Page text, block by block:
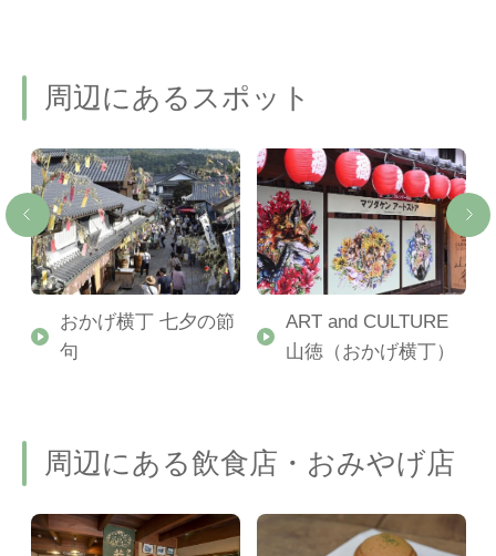
周辺にあるスポット
おかげ横丁 七夕の節
句
ART and CULTURE
山徳（おかげ横丁）
周辺にある飲食店・おみやげ店